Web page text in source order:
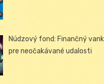
Núdzový fond: Finančný
pre neočakávané udalosti